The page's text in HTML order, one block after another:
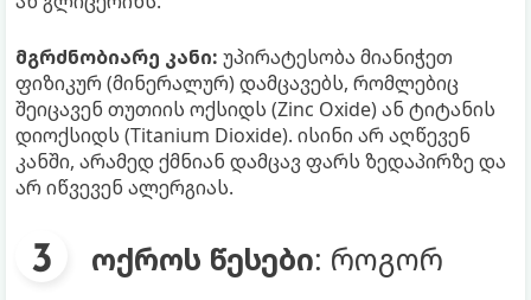
მგრძნობიარე კანი: უპირატესობა მიანიჭეთ
ფიზიკურ (მინერალურ) დამცავებს, რომლებიც
შეიცავენ თუთიის ოქსიდს (Zinc Oxide) ან ტიტანის
დიოქსიდს (Titanium Dioxide). ისინი არ აღწევენ
კანში, არამედ ქმნიან დამცავ ფარს ზედაპირზე და
არ იწვევენ ალერგიას.
ოქროს წესები: როგორ